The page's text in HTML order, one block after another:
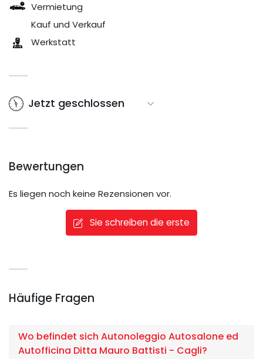
Vermietung
Kauf und Verkauf
Werkstatt
Jetzt geschlossen
Bewertungen
Es liegen noch keine Rezensionen vor.
Sie schreiben die erste
Häufige Fragen
Wo befindet sich Autonoleggio Autosalone ed
Autofficina Ditta Mauro Battisti - Cagli?